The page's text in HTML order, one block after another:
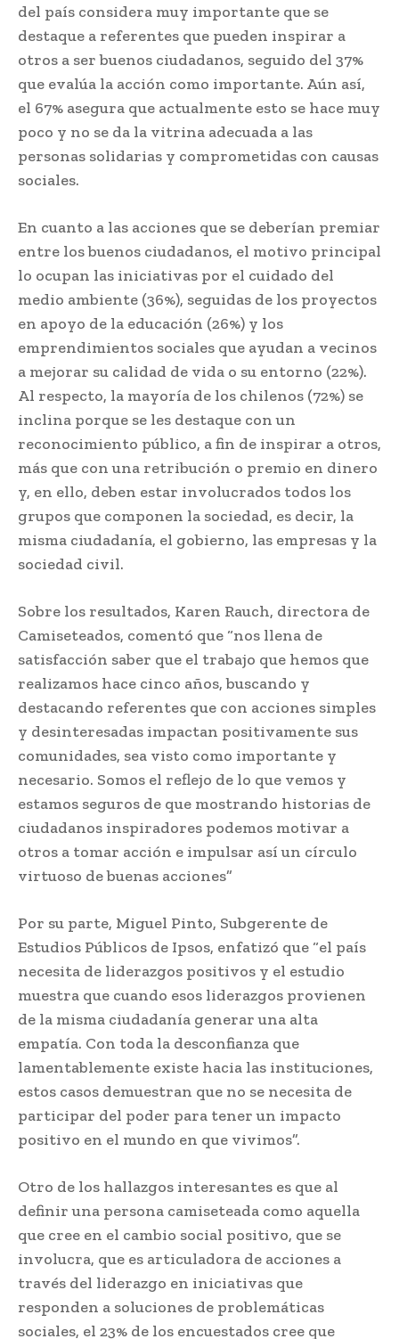
del país considera muy importante que se
destaque a referentes que pueden inspirar a
otros a ser buenos ciudadanos, seguido del 37%
que evalúa la acción como importante. Aún así,
el 67% asegura que actualmente esto se hace muy
poco y no se da la vitrina adecuada a las
personas solidarias y comprometidas con causas
sociales.
En cuanto a las acciones que se deberían premiar
entre los buenos ciudadanos, el motivo principal
lo ocupan las iniciativas por el cuidado del
medio ambiente (36%), seguidas de los proyectos
en apoyo de la educación (26%) y los
emprendimientos sociales que ayudan a vecinos
a mejorar su calidad de vida o su entorno (22%).
Al respecto, la mayoría de los chilenos (72%) se
inclina porque se les destaque con un
reconocimiento público, a fin de inspirar a otros,
más que con una retribución o premio en dinero
y, en ello, deben estar involucrados todos los
grupos que componen la sociedad, es decir, la
misma ciudadanía, el gobierno, las empresas y la
sociedad civil.
Sobre los resultados, Karen Rauch, directora de
Camiseteados, comentó que “nos llena de
satisfacción saber que el trabajo que hemos que
realizamos hace cinco años, buscando y
destacando referentes que con acciones simples
y desinteresadas impactan positivamente sus
comunidades, sea visto como importante y
necesario. Somos el reflejo de lo que vemos y
estamos seguros de que mostrando historias de
ciudadanos inspiradores podemos motivar a
otros a tomar acción e impulsar así un círculo
virtuoso de buenas acciones”
Por su parte, Miguel Pinto, Subgerente de
Estudios Públicos de Ipsos, enfatizó que “el país
necesita de liderazgos positivos y el estudio
muestra que cuando esos liderazgos provienen
de la misma ciudadanía generar una alta
empatía. Con toda la desconfianza que
lamentablemente existe hacia las instituciones,
estos casos demuestran que no se necesita de
participar del poder para tener un impacto
positivo en el mundo en que vivimos”.
Otro de los hallazgos interesantes es que al
definir una persona camiseteada como aquella
que cree en el cambio social positivo, que se
involucra, que es articuladora de acciones a
través del liderazgo en iniciativas que
responden a soluciones de problemáticas
sociales, el 23% de los encuestados cree que